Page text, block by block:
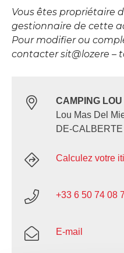
Vous êtes propriétaire
gestionnaire de cette
Pour modifier ou
contacter sit@lozere –
CAMPING
Lou Mas Del
DE-CALBERTE
Calculez votre
+33 6 50 74 08
E-mail